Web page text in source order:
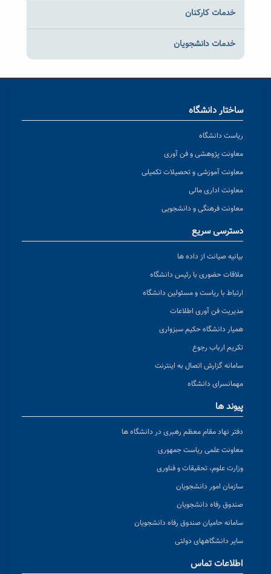
خدمات کارکنان
خدمات دانشجویان
ساختار دانشگاه
ریاست دانشگاه
معاونت پژوهشی و فن آوری
معاونت آموزشی و تحصیلات تکمیلی
معاونت اداری مالی
معاونت فرهنگی و دانشجویی
دسترسی سریع
بیانیه صیانت از داده ها
ملاقات حضوری با رئیس دانشگاه
ارتباط با ریاست و مسئولین دانشگاه
مدیریت فن آوری اطلاعات
همیار دانشگاه حکیم سبزواری
تکریم ارباب رجوع
سامانه گزارش اتصال به اینترنت
مهمانسرای دانشگاه
پیوند ها
دفتر نهاد مقام معظم رهبری در دانشگاه ها
معاونت علمی ریاست جمهوری
وزارت علوم، تحقیقات و فناوری
سازمان امور دانشجویان
صندوق رفاه دانشجویان
سامانه حامیان صندوق رفاه دانشجویان
سایر دانشگاههای دولتی
اطلاعات تماس